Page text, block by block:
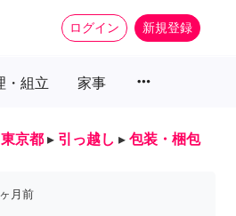
ログイン 新規登録
・組立 家事 more_horiz
東京都 ▸ 引っ越し ▸ 包装・梱包
月前